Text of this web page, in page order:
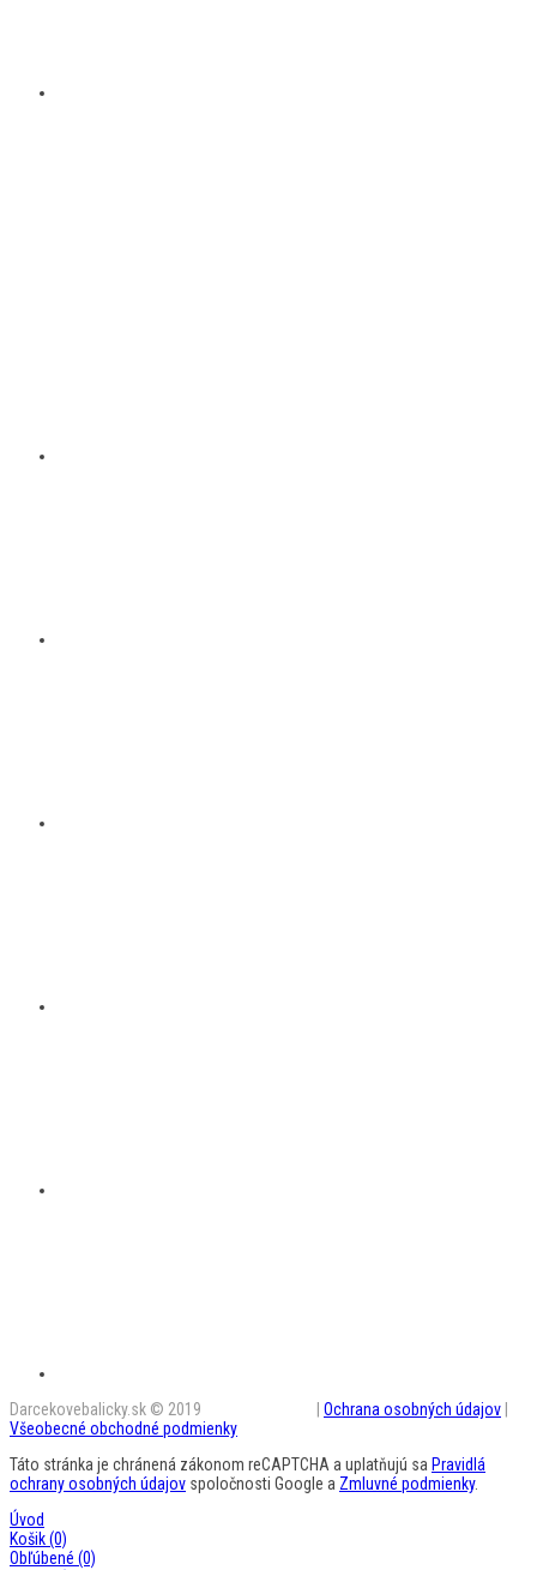
Darcekovebalicky.sk © 2019 Ochrana osobných údajov
Všeobecné obchodné podmienky
Táto stránka je chránená zákonom reCAPTCHA a uplatňujú sa Pravidlá
ochrany osobných údajov spoločnosti Google a Zmluvné podmienky.
Úvod
Košik(0)
Obľúbené (0)